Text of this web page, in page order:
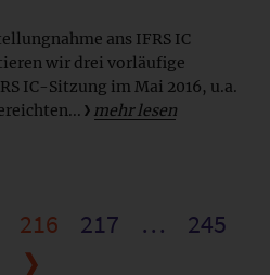
ans IFRS IC
wir drei vorläufige
IC-Sitzung im Mai 2016, u.a.
mehr lesen
216 217 … 245